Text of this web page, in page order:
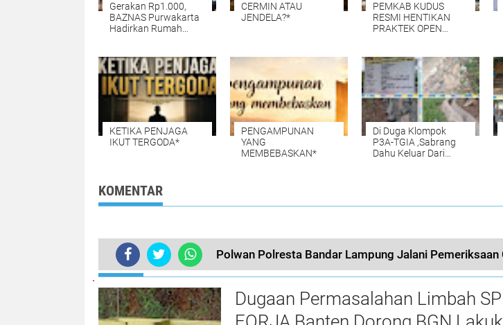
Gerakan Rp1.000,
BAZNAS Purwakarta
Hadirkan Rumah
CERMIN ATAU
JENDELA?*
PEMKAB KUDUS
RESMI HENTIKAN
PRAKTEK OPEN
KEC.JEKULO
KAB.KUDUS,BERLAKUKAN
SISTEM
PENGELOLAAN
SAMPAH BARU
KETIKA PENJAGA
IKUT TERGODA*
PENGAMPUNAN
YANG
MEMBEBASKAN*
Di Duga Klompok
P3A-TGIA ,Sabrang
Dahu Keluar Dari
KOMENTAR
Polwan Polresta Bandar Lampung Jalani Pemeriksaan
TERKINI
Dugaan Permasalahan Limbah